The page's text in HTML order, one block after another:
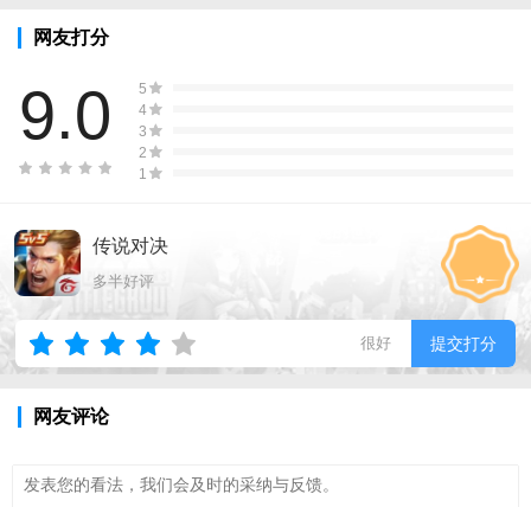
网友打分
9.0
5
4
3
2
1
传说对决
多半好评
很好 提交打分
网友评论